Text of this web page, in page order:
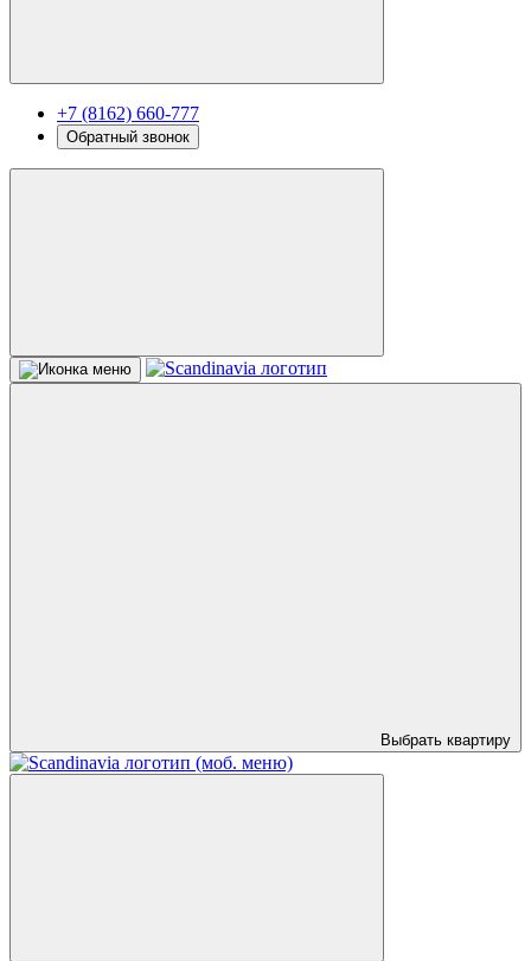
+7 (8162) 660-777
Обратный звонок
Выбрать квартиру